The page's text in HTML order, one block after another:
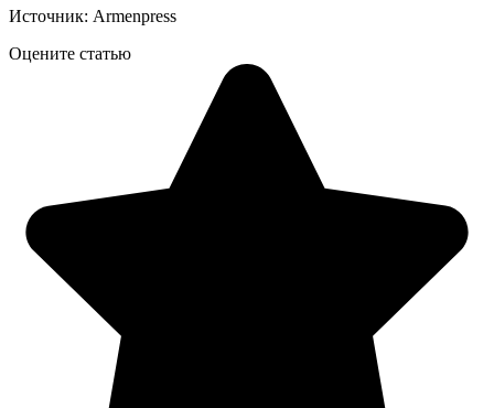
Источник: Armenpress
Оцените статью